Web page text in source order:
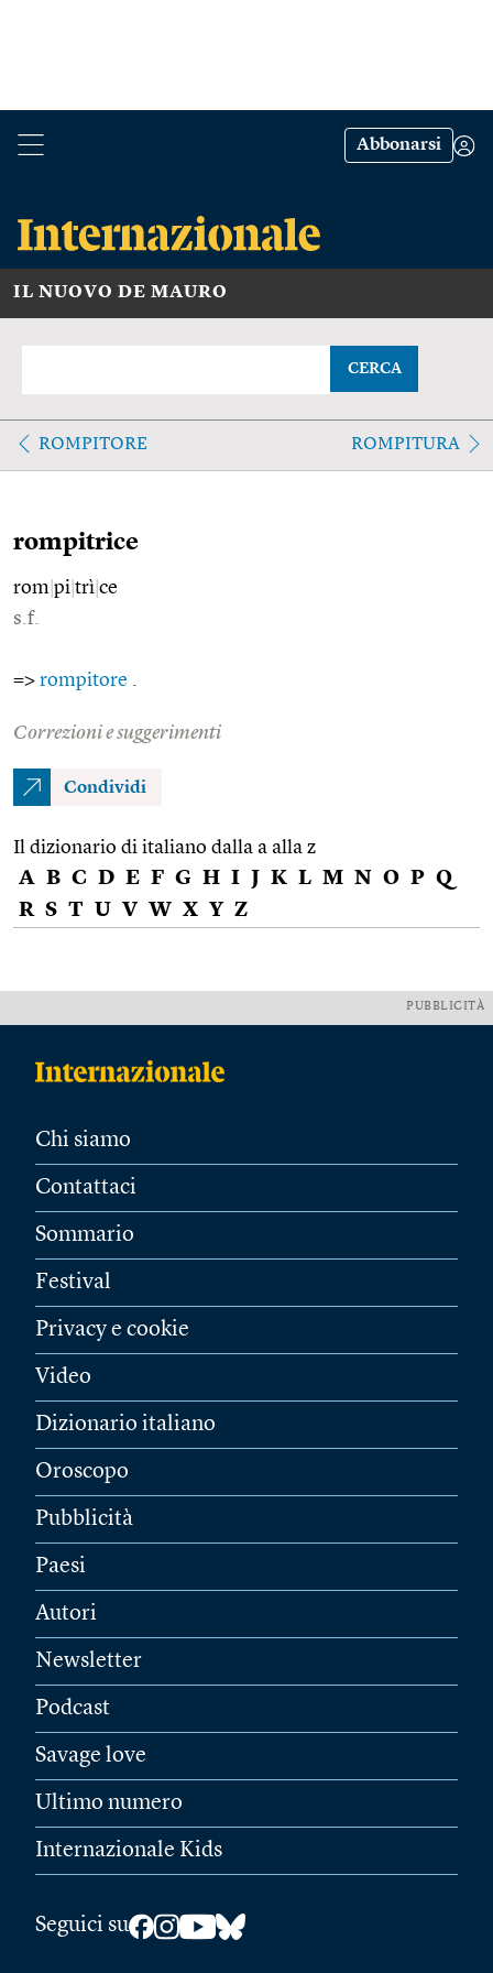
Abbonarsi
IL NUOVO DE MAURO
CERCA
ROMPITORE ROMPITURA
rompitrice
rom pi trì ce
s.f.
=> rompitore
Correzioni e suggerimenti
Condividi
Il dizionario di italiano dalla a alla z
A B C D E F G H I J K L M N O P Q
R S T U V W X Y Z
PUBBLICITÀ
Chi siamo
Contattaci
Sommario
Festival
Privacy e cookie
Video
Dizionario italiano
Oroscopo
Pubblicità
Paesi
Autori
Newsletter
Podcast
Savage love
Ultimo numero
Internazionale Kids
Seguici su